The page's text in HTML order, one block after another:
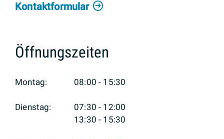
Kontaktformular
Öffnungszeiten
Montag: 08:00 - 15:30
Dienstag:
07:30 - 12:00
13:30 - 15:30